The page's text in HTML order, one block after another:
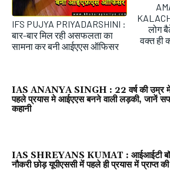
IFS PUJYA PRIYADARSHINI :
बार-बार मिल रही असफलता का
सामना कर बनी आईएएस ऑफिसर
लोग
वक्त ही
IAS ANANYA SINGH : 22 वर्ष की उम्र
पहले प्रयास मे आईएएस बनने वाली लड़की, जानें
कहानी
IAS SHREYANS KUMAT : आईआईटी
नौकरी छोड़ यूपीएससी में पहले ही प्रयास में प्राप्त